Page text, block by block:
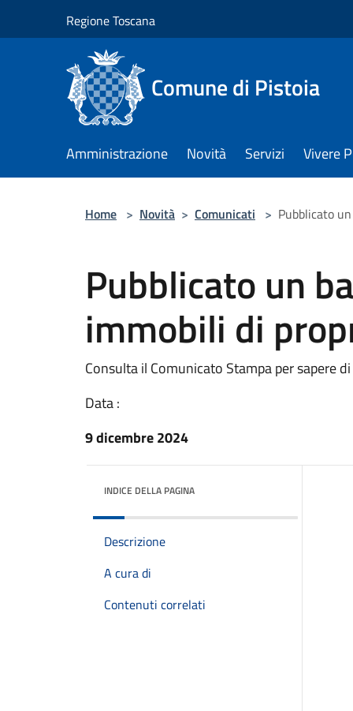
Regione Toscana
Comune di Pistoia
Amministrazione Novità Servizi Vivere
Home > Novità > Comunicati > Pubblicato
Pubblicato un
immobili di
Consulta il Comunicato Stampa per sapere
Data :
9 dicembre 2024
INDICE DELLA PAGINA
Descrizione
A cura di
Contenuti correlati